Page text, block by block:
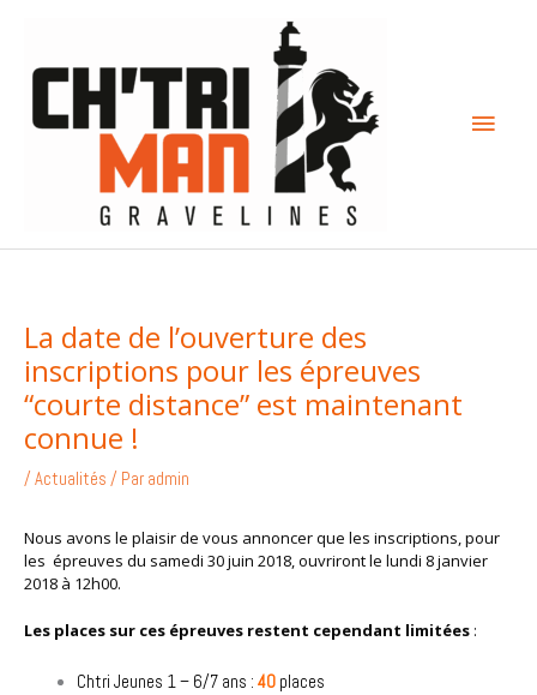
contenu
La date de l’ouverture des
inscriptions pour les épreuves
“courte distance” est maintenant
connue !
/Actualités / Par admin
Nous avons le plaisir de vous annoncer que les inscriptions, pour
les épreuves du samedi 30 juin 2018, ouvriront le lundi 8 janvier
2018 à 12h00.
Les places sur ces épreuves restent cependant limitées :
Chtri Jeunes 1 – 6/7 ans : 40places